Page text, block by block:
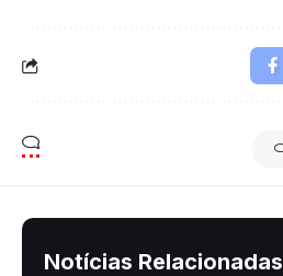
Notícias Relacionadas